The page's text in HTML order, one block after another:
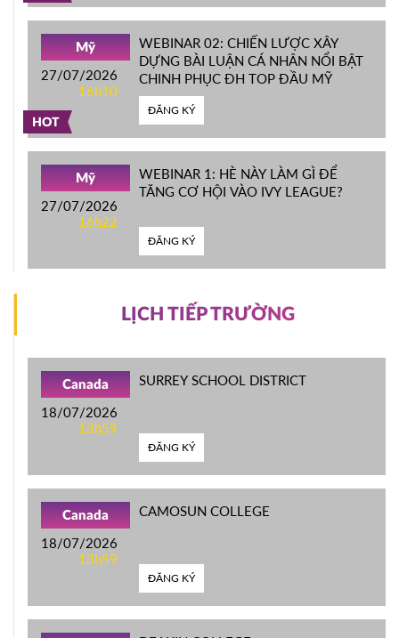
HOT
Mỹ
27/07/2026
16h10
WEBINAR 02: CHIẾN LƯỢC XÂY
DỰNG BÀI LUẬN CÁ NHÂN NỔI BẬT
CHINH PHỤC ĐH TOP ĐẦU MỸ
ĐĂNG KÝ
Mỹ
27/07/2026
16h22
WEBINAR 1: HÈ NÀY LÀM GÌ ĐỂ
TĂNG CƠ HỘI VÀO IVY LEAGUE?
ĐĂNG KÝ
LỊCH TIẾP TRƯỜNG
Canada
18/07/2026
13h59
SURREY SCHOOL DISTRICT
ĐĂNG KÝ
Canada
18/07/2026
13h59
CAMOSUN COLLEGE
ĐĂNG KÝ